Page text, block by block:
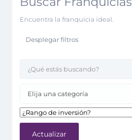
Encuentra la franquicia ideal.
Desplegar filtros
Elija una categoría
Actualizar